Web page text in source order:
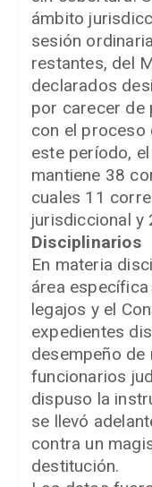
ámbito
sesión
restantes, del
declarados
por carecer de
con el proceso
este período,
mantiene 38
cuales 11
jurisdiccional y
Disciplinarios
En materia
área
legajos y el
expedientes
desempeño
funcionarios
dispuso la
se llevó
contra un
destitución.